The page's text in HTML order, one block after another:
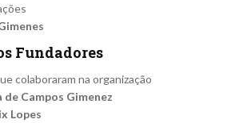
Fundadores
colaboraram na organização
de Campos Gimenez
Lopes